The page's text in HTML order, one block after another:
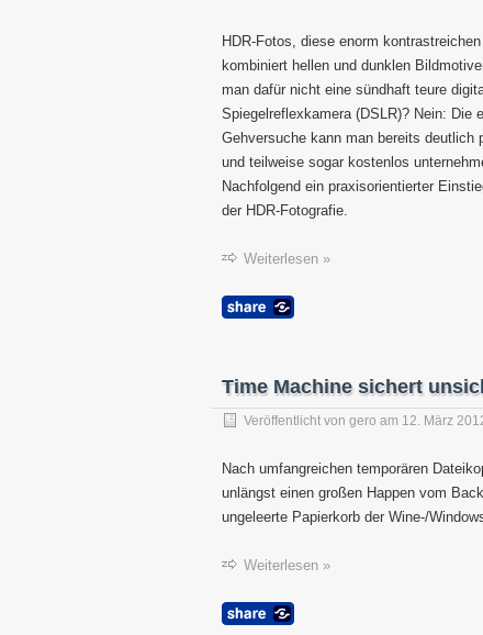
HDR-Fotos, diese enorm
kombiniert hellen und dunklen
man dafür nicht eine sündhaft teure
Spiegelreflexkamera (DSLR)? Nein: Die
Gehversuche kann man bereits deutlich
und teilweise sogar kostenlos
Nachfolgend ein praxisorientierter
der HDR-Fotografie.
Weiterlesen »
Time Machine sichert
Veröffentlicht von gero am 12. März
Nach umfangreichen temporären
unlängst einen großen Happen vom
ungeleerte Papierkorb der Wine-/
Weiterlesen »